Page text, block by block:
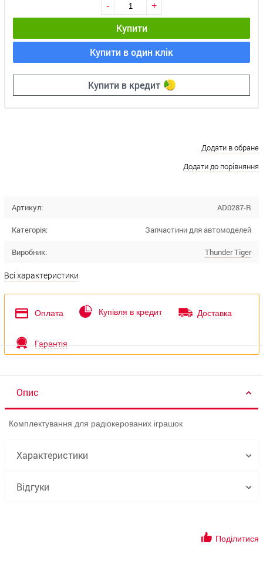
- +
Купити
Купити в один клік
Купити в кредит
Додати в обране
Додати до порівняння
Артикул: AD0287-R
Категорія: Запчастини для автомоделей
Виробник: Thunder Tiger
Всі характеристики
Оплата Купівля в кредит Доставка
Гарантія
Опис
Комплектування для радіокерованих іграшок
Характеристики
Відгуки
Поділитися